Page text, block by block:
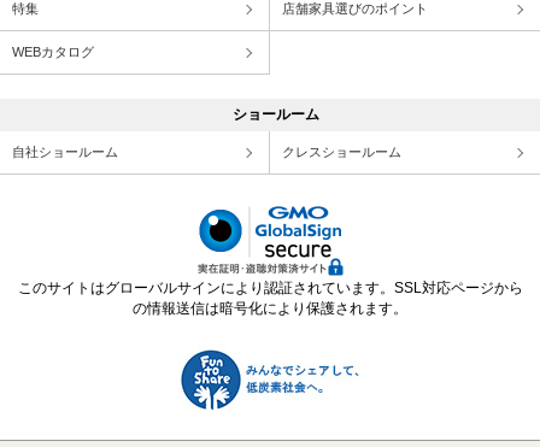
特集 店舗家具選びのポイント
WEBカタログ
ショールーム
自社ショールーム クレスショールーム
このサイトはグローバルサインにより認証されています。SSL対応ページから
の情報送信は暗号化により保護されます。